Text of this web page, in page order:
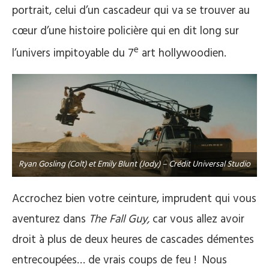
portrait, celui d’un cascadeur qui va se trouver au
cœur d’une histoire policière qui en dit long sur
l’univers impitoyable du 7e art hollywoodien.
Ryan Gosling (Colt) et Emily Blunt (Jody) – Crédit Universal Studio
Accrochez bien votre ceinture, imprudent qui vous
aventurez dans The Fall Guy, car vous allez avoir
droit à plus de deux heures de cascades démentes
entrecoupées… de vrais coups de feu ! Nous